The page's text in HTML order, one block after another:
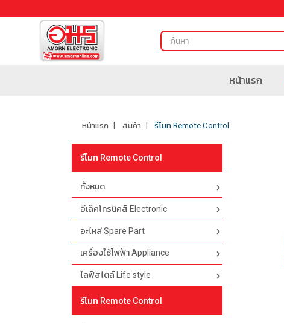
หน้าแรก
หน้าแรก สินค้า รีโมท Remote Control
รีโมท Remote Control
ทั้งหมด
อีเล็คโทรนิคส์ Electronic
อะไหล่ Spare Part
เครื่องใช้ไฟฟ้า Appliance
ไลฟ์สไตล์ Life style
รีโมท Remote Control